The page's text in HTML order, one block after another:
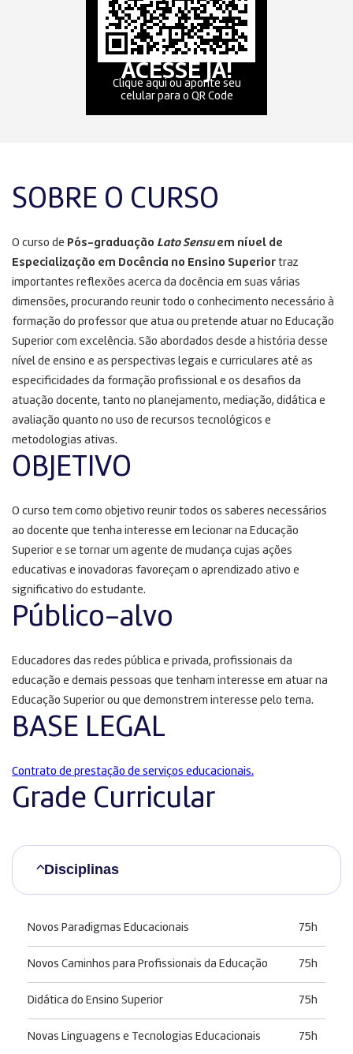
SOBRE O CURSO
O curso de Pós-graduação Lato Sensuem nível de
Especialização em Docência no Ensino Superior traz
importantes reflexões acerca da docência em suas várias
dimensões, procurando reunir todo o conhecimento necessário à
formação do professor que atua ou pretende atuar no Educação
Superior com excelência. São abordados desde a história desse
nível de ensino e as perspectivas legais e curriculares até as
especificidades da formação profissional e os desafios da
atuação docente, tanto no planejamento, mediação, didática e
avaliação quanto no uso de recursos tecnológicos e
metodologias ativas.
OBJETIVO
O curso tem como objetivo reunir todos os saberes necessários
ao docente que tenha interesse em lecionar na Educação
Superior e se tornar um agente de mudança cujas ações
educativas e inovadoras favoreçam o aprendizado ativo e
significativo do estudante.
Público-alvo
Educadores das redes pública e privada, profissionais da
educação e demais pessoas que tenham interesse em atuar na
Educação Superior ou que demonstrem interesse pelo tema.
BASE LEGAL
Contrato de prestação de serviços educacionais.
Grade Curricular
Disciplinas
Novos Paradigmas Educacionais 75h
Novos Caminhos para Profissionais da Educação 75h
Didática do Ensino Superior 75h
Novas Linguagens e Tecnologias Educacionais 75h
ACESSE JÁ!
Clique aqui ou aponte seu
celular para o QR Code